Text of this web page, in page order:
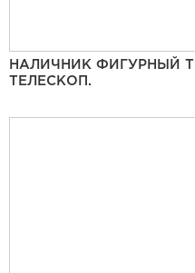
НАЛИЧНИК ФИГУРНЫЙ
ТЕЛЕСКОП.